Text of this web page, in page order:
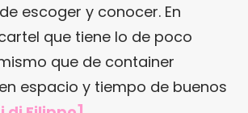
escoger y conocer. En
que tiene lo de poco
que de container
espacio y tiempo de buenos